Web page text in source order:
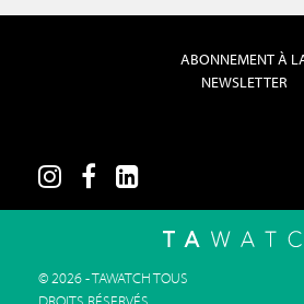
ABONNEMENT À
NEWSLETTER
© 2026 - TAWATCH TOUS